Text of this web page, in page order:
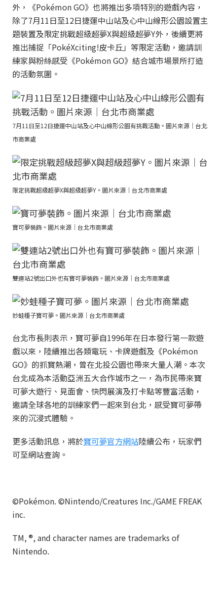
外，《Pokémon GO》也將推出多項特別的遊戲內容，
除了7月11日至12日捷運中山站及心中山線形公園設置主
題裝置及限定挑戰超級超夢X與超級超夢Y外，後續更將
推出捕捉「PokéXciting!皮卡丘」等限定活動，邀請訓
練家與粉絲感受《Pokémon GO》結合城市場景所打造
的活動氛圍。
7月11日至12日捷運中山站及心中山線形公園有挑戰活動。圖片來源｜台北
市商業處
限定挑戰超級超夢X與超級超夢Y。圖片來源｜台北市商業處
寶可夢裝飾。圖片來源｜台北市商業處
雙連站2號出口外也有寶可夢裝飾。圖片來源｜台北市商業處
妙蛙種子寶可夢。圖片來源｜台北市商業處
台北市長則表示，寶可夢自1996年在日本發行第一款遊
戲以來，陸續推出各類電玩、卡牌遊戲及《Pokémon
GO》的抓寶熱潮，曾在北投公園也帶來大量人潮。本次
台北成為本活動亞洲五大合作城市之一，為市民帶來寶
可夢大遊行、見面會、快閃展演及打卡點等豐富活動，
邀請全球各地的訓練家們一起來到台北，感受寶可夢帶
來的沉浸式體驗。
更多活動訊息，將於寶可夢官方網站陸續公布，玩家們
可至網站查詢。
©Pokémon. ©Nintendo/Creatures Inc./GAME FREAK
inc.
TM, ®, and character names are trademarks of
Nintendo.